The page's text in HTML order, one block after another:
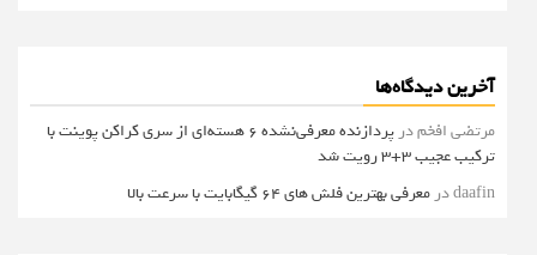
آخرین دیدگاه‌ها
مرتضی افخمدر
پردازنده معرفی‌نشده 6 هسته‌ای از سری کراکن پوینت با
ترکیب عجیب 3+3 رویت شد
daafinدر معرفی بهترین فلش های 64 گیگابایت با سرعت بالا